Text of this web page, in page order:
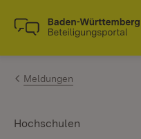
Zum Inhalt springen
Link zur Startseite
Meldungen
Hochschulen